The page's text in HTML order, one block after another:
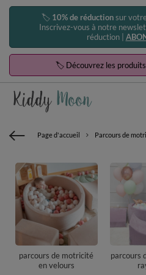
🏷️ 10% de réductionsur
Inscrivez-vous à notre
réduction |
🏷️ Découvrez les produits
Page d'accueil Parcours de
parcours de motricité
en velours
parcours